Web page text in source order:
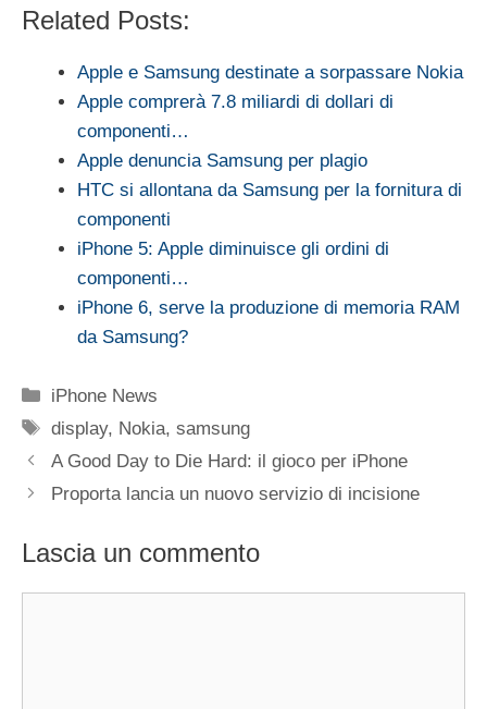
Related Posts:
Apple e Samsung destinate a sorpassare Nokia
Apple comprerà 7.8 miliardi di dollari di
componenti…
Apple denuncia Samsung per plagio
HTC si allontana da Samsung per la fornitura di
componenti
iPhone 5: Apple diminuisce gli ordini di
componenti…
iPhone 6, serve la produzione di memoria RAM
da Samsung?
Categorie
iPhone News
Tag
display, Nokia,samsung
A Good Day to Die Hard: il gioco per iPhone
Proporta lancia un nuovo servizio di incisione
Lascia un commento